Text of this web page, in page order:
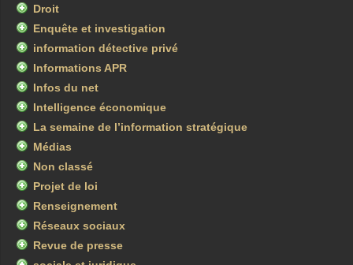
Droit
Enquête et investigation
information détective privé
Informations APR
Infos du net
Intelligence économique
La semaine de l’information stratégique
Médias
Non classé
Projet de loi
Renseignement
Réseaux sociaux
Revue de presse